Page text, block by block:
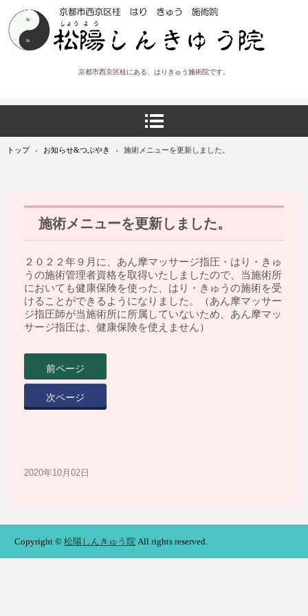
京都市西京区桂にある、はりきゅう施術院です。
トップ › お知らせ&つぶやき › 施術メニューを更新しました。
施術メニューを更新しました。
２０２２年９月に、あん摩マッサージ指圧・はり・きゅ
うの施術管理者資格を取得いたしましたので、当施術所
においても健康保険を使った、はり・きゅうの施術を受
けることができるようになりました。（あん摩マッサー
ジ指圧師が当施術所に所属していないため、あん摩マッ
サージ指圧は、健康保険を使えません）
前ページ
次ページ
2020年10月02日
Copyright ©松陽しんきゅう院 All rights reserved.